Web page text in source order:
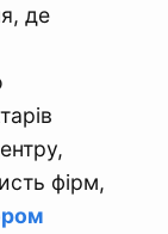
де
фірм,